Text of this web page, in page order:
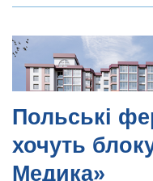
Польські
хочуть
Медика»